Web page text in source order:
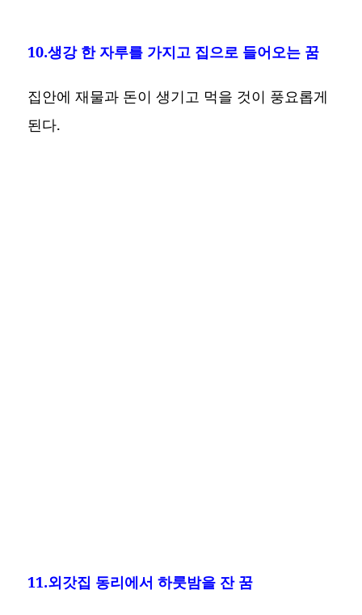
10.생강 한 자루를 가지고 집으로 들어오는 꿈
집안에 재물과 돈이 생기고 먹을 것이 풍요롭게
된다.
11.외갓집 동리에서 하룻밤을 잔 꿈